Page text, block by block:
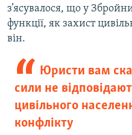
з’ясувалося, що у
функції, як захист
він.
Юристи вам
сили не
цивільного
конфлікту